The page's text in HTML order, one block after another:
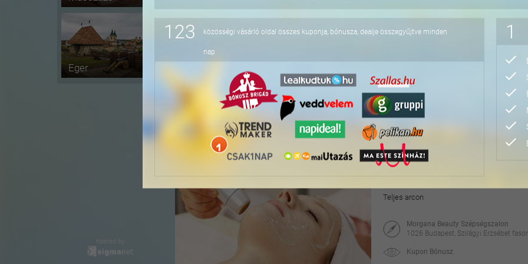
123 közösségi vásárló oldal összes kuponja, bónusza, dealje összegyűjtve minden
nap
1
Eger
hosted by
-60% Választható japán
Angyali Érintés Szépségszalon
1083 Budapest, Szigony u. 34.
maikupon
8.100 Ft
Beautamed HIFU PEN
Teljes arcon
Morgana Beauty Szépségszalon
1026 Budapest, Szilágyi Erzsébet
Kupon Bónusz